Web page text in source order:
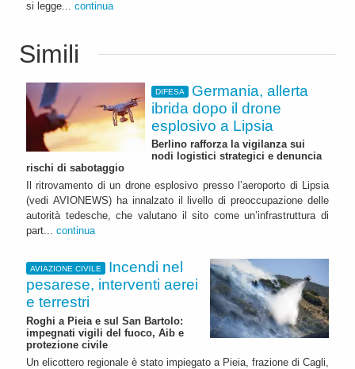
si legge... continua
Simili
DIFESA
Germania, allerta
ibrida dopo il drone
esplosivo a Lipsia
Berlino rafforza la vigilanza sui
nodi logistici strategici e denuncia
rischi di sabotaggio
Il ritrovamento di un drone esplosivo presso l’aeroporto di Lipsia
(vedi AVIONEWS) ha innalzato il livello di preoccupazione delle
autorità tedesche, che valutano il sito come un’infrastruttura di
part... continua
AVIAZIONE CIVILE
Incendi nel
pesarese, interventi aerei
e terrestri
Roghi a Pieia e sul San Bartolo:
impegnati vigili del fuoco, Aib e
protezione civile
Un elicottero regionale è stato impiegato a Pieia, frazione di Cagli,